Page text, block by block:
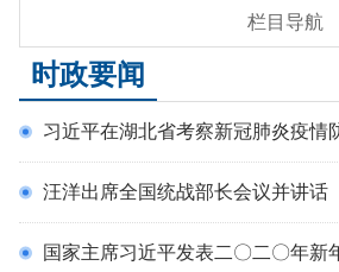
栏目导航
统战要闻
省市要闻
时政要闻
习近平在湖北省考察新冠肺炎疫情防控
汪洋出席全国统战部长会议并讲话
国家主席习近平发表二〇二〇年新